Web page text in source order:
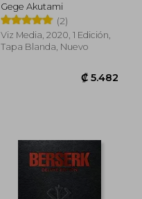
Gege Akutami
(2)
Viz Media, 2020, 1 Edición,
Tapa Blanda, Nuevo
Rápido